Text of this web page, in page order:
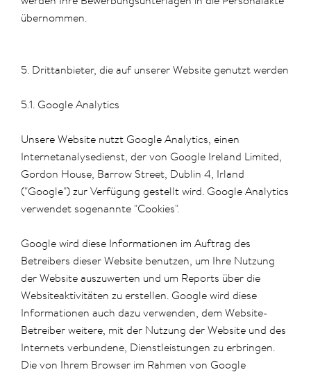
übernommen.
5. Drittanbieter, die auf unserer Website genutzt werden
5.1. Google Analytics
Unsere Website nutzt Google Analytics, einen
Internetanalysedienst, der von Google Ireland Limited,
Gordon House, Barrow Street, Dublin 4, Irland
("Google") zur Verfügung gestellt wird. Google Analytics
verwendet sogenannte "Cookies".
Google wird diese Informationen im Auftrag des
Betreibers dieser Website benutzen, um Ihre Nutzung
der Website auszuwerten und um Reports über die
Websiteaktivitäten zu erstellen. Google wird diese
Informationen auch dazu verwenden, dem Website-
Betreiber weitere, mit der Nutzung der Website und des
Internets verbundene, Dienstleistungen zu erbringen.
Die von Ihrem Browser im Rahmen von Google